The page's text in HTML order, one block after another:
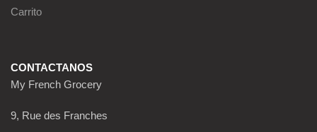
Carrito
CONTACTANOS
My French Grocery
9, Rue des Franches